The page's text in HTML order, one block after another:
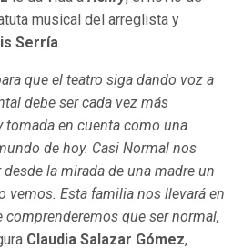
musical del arreglista y
Serría.
que el teatro siga dando voz a
debe ser cada vez más
tomada en cuenta como una
de hoy. Casi Normal nos
la mirada de una madre un
vemos. Esta familia nos llevará en
que ser normal,
Claudia Salazar Gómez,